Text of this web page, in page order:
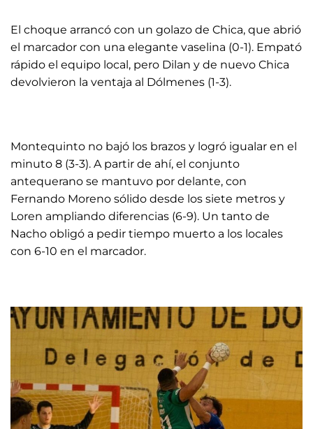
El choque arrancó con un golazo de Chica, que abrió
el marcador con una elegante vaselina (0-1). Empató
rápido el equipo local, pero Dilan y de nuevo Chica
devolvieron la ventaja al Dólmenes (1-3).
Montequinto no bajó los brazos y logró igualar en el
minuto 8 (3-3). A partir de ahí, el conjunto
antequerano se mantuvo por delante, con
Fernando Moreno sólido desde los siete metros y
Loren ampliando diferencias (6-9). Un tanto de
Nacho obligó a pedir tiempo muerto a los locales
con 6-10 en el marcador.